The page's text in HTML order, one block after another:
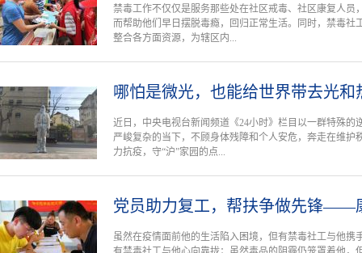
禁毒工作不仅仅是服务那些处在社区戒毒、社区康复人员
而帮助他们早日摆脱毒瘾，回归正常生活。同时，禁毒社
整合各方面资源，为辖区内...
哪怕是微光，也能给世界带去光
近日，中央电视台新闻频道《24小时》栏目以一群特殊
严峻复杂的当下，不顾身体残障和个人安危，奔走在维护
力抗疫，守“沪”家园的点...
党员助力复工，帮扶争做先锋——
虽然在疫情面前他的生活陷入困境，但有禁毒社工与他携